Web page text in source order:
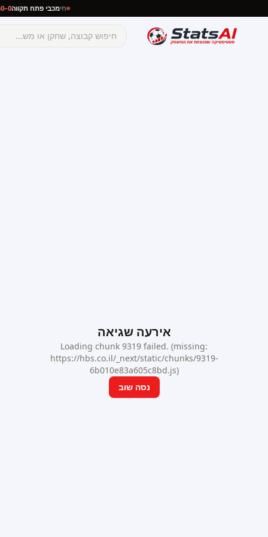
מכבי פתח תקווה 0–0 מכבי נתניה
אירעה שגיאה
Loading chunk 9319 failed. (missing:
https://hbs.co.il/_next/static/chunks/9319-
6b010e83a605c8bd.js)